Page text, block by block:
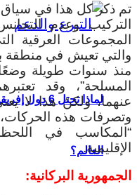
لماذا تحتل 6
العالم؟
تم ذكر كل هذا في سياق
التركيب وعدم
المجموعات العرقية
والتي تعيش في منطقة
منذ سنوات طويلة وضعًا
المسلحة”، وقد
عنهما، ولكنّ هذا لا
وتصرفات هذه
“المكاسب في
الإقليمية.
الجمهورية البركانية: